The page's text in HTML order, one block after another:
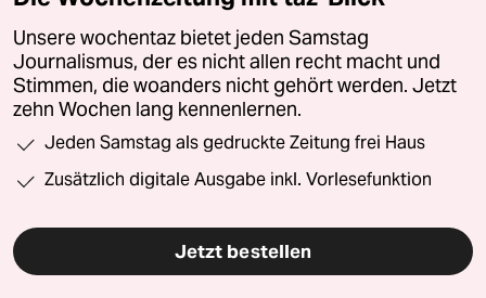
Unsere wochentaz bietet jeden Samstag
Journalismus, der es nicht allen recht macht und
Stimmen, die woanders nicht gehört werden. Jetzt
zehn Wochen lang kennenlernen.
Jeden Samstag als gedruckte Zeitung frei Haus
Zusätzlich digitale Ausgabe inkl. Vorlesefunktion
Jetzt bestellen